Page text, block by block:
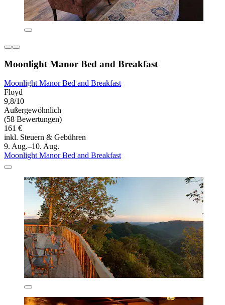
Moonlight Manor Bed and Breakfast
Moonlight Manor Bed and Breakfast
Floyd
9,8/10
Außergewöhnlich
(58 Bewertungen)
161 €
inkl. Steuern & Gebühren
9. Aug.–10. Aug.
Moonlight Manor Bed and Breakfast